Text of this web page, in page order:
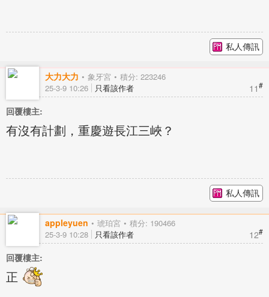
私人傳訊
大力大力 象牙宮 積分: 223246
11#
25-3-9 10:26 只看該作者
回覆樓主:
有沒有計劃，重慶遊長江三峽？
私人傳訊
appleyuen 琥珀宮 積分: 190466
12#
25-3-9 10:28 只看該作者
回覆樓主:
正